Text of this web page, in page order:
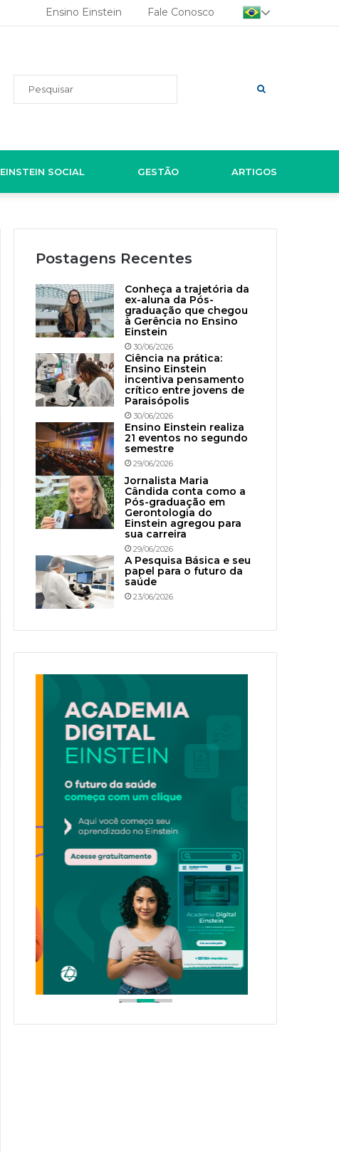
Ensino Einstein Fale Conosco
EINSTEIN SOCIAL GESTÃO ARTIGOS
Postagens Recentes
Conheça a trajetória da
ex-aluna da Pós-
graduação que chegou
à Gerência no Ensino
Einstein
30/06/2026
Ciência na prática:
Ensino Einstein
incentiva pensamento
crítico entre jovens de
Paraisópolis
30/06/2026
Ensino Einstein realiza
21 eventos no segundo
semestre
29/06/2026
Jornalista Maria
Cândida conta como a
Pós-graduação em
Gerontologia do
Einstein agregou para
sua carreira
29/06/2026
A Pesquisa Básica e seu
papel para o futuro da
saúde
23/06/2026
1 2 3